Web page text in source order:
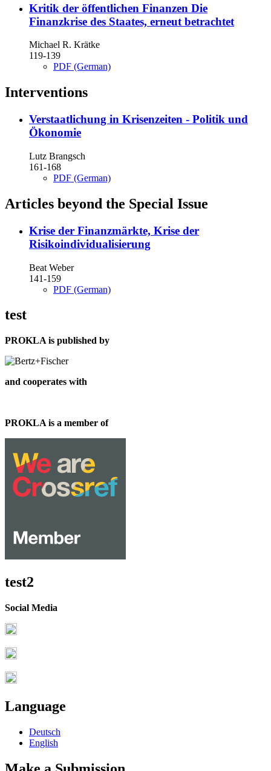
Kritik der öffentlichen Finanzen Die
Finanzkrise des Staates, erneut betrachtet
Michael R. Krätke
119-139
PDF (German)
Interventions
Verstaatlichung in Krisenzeiten - Politik und
Ökonomie
Lutz Brangsch
161-168
PDF (German)
Articles beyond the Special Issue
Krise der Finanzmärkte, Krise der
Risikoindividualisierung
Beat Weber
141-159
PDF (German)
test
PROKLA is published by
and cooperates with
PROKLA is a member of
test2
Social Media
Language
Deutsch
English